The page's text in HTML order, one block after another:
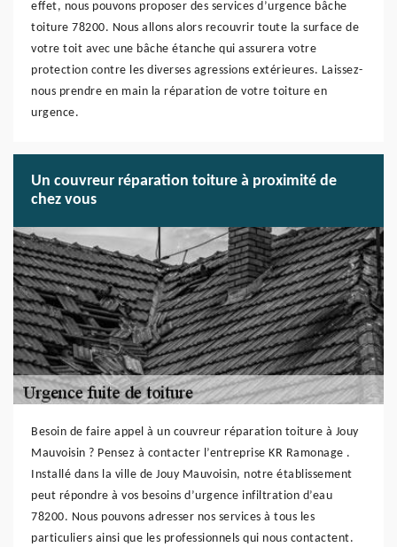
effet, nous pouvons proposer des services d’urgence bâche
toiture 78200. Nous allons alors recouvrir toute la surface de
votre toit avec une bâche étanche qui assurera votre
protection contre les diverses agressions extérieures. Laissez-
nous prendre en main la réparation de votre toiture en
urgence.
Un couvreur réparation toiture à proximité de
chez vous
Besoin de faire appel à un couvreur réparation toiture à Jouy
Mauvoisin ? Pensez à contacter l’entreprise KR Ramonage .
Installé dans la ville de Jouy Mauvoisin, notre établissement
peut répondre à vos besoins d’urgence infiltration d’eau
78200. Nous pouvons adresser nos services à tous les
particuliers ainsi que les professionnels qui nous contactent.